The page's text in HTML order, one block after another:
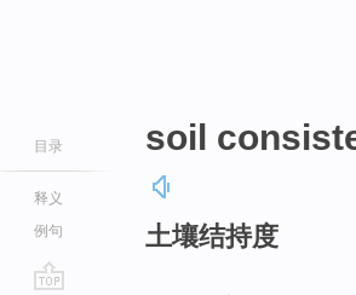
目录
释义
例句
soil
土壤结持度